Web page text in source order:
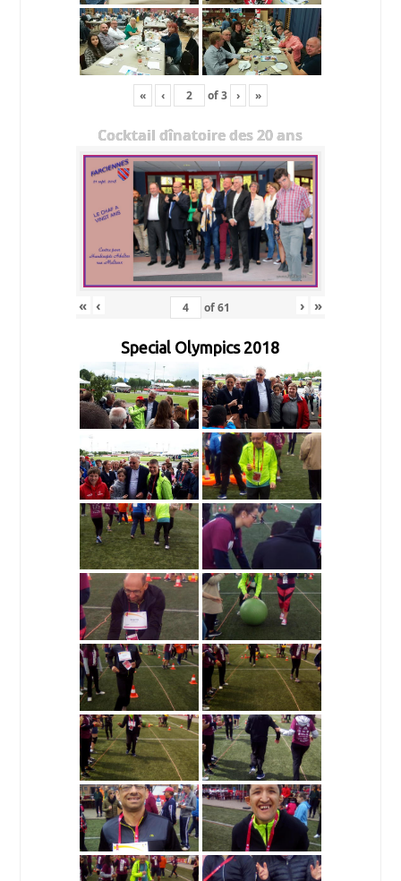
« ‹ of3 › »
Cocktail dînatoire des 20 ans
« ‹ of61 › »
Special Olympics 2018